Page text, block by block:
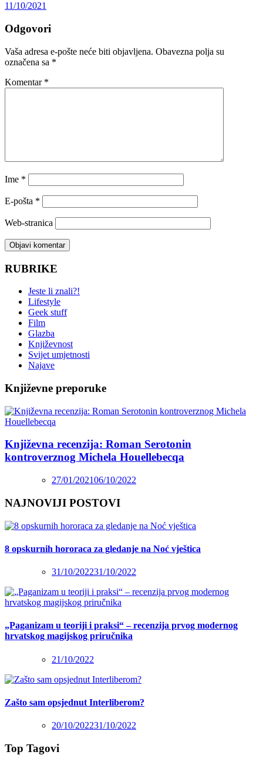
11/10/2021
Odgovori
Vaša adresa e-pošte neće biti objavljena. Obavezna polja su
označena sa *
Komentar *
Ime *
E-pošta *
Web-stranica
RUBRIKE
Jeste li znali?!
Lifestyle
Geek stuff
Film
Glazba
Književnost
Svijet umjetnosti
Najave
Književne preporuke
Književna recenzija: Roman Serotonin
kontroverznog Michela Houellebecqa
27/01/202106/10/2022
NAJNOVIJI POSTOVI
8 opskurnih hororaca za gledanje na Noć vještica
31/10/202231/10/2022
„Paganizam u teoriji i praksi“ – recenzija prvog modernog
hrvatskog magijskog priručnika
21/10/2022
Zašto sam opsjednut Interliberom?
20/10/202231/10/2022
Top Tagovi